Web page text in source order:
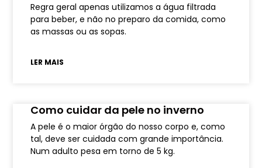
Regra geral apenas utilizamos a água filtrada
para beber, e não no preparo da comida, como
as massas ou as sopas.
LER MAIS
Como cuidar da pele no inverno
A pele é o maior órgão do nosso corpo e, como
tal, deve ser cuidada com grande importância.
Num adulto pesa em torno de 5 kg.